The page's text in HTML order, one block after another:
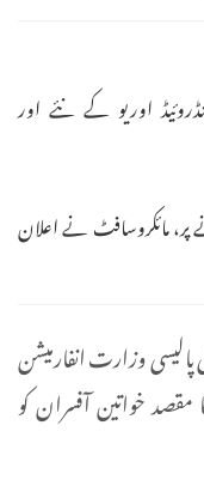
اوریو کے نئے اور
مائکروسافٹ نے اعلان
وزارت انفارمیشن
خواتین آفسران کو